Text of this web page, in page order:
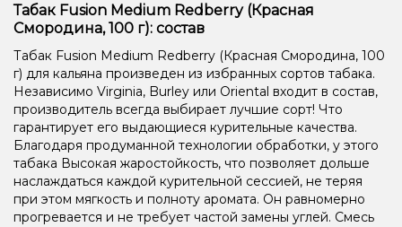
Табак Fusion Medium Redberry (Красная
Смородина, 100 г): состав
Табак Fusion Medium Redberry (Красная Смородина, 100
г) для кальяна произведен из избранных сортов табака.
Независимо Virginia, Burley или Oriental входит в состав,
производитель всегда выбирает лучшие сорт! Что
гарантирует его выдающиеся курительные качества.
Благодаря продуманной технологии обработки, у этого
табака Высокая жаростойкость, что позволяет дольше
наслаждаться каждой курительной сессией, не теряя
при этом мягкость и полноту аромата. Он равномерно
прогревается и не требует частой замены углей. Смесь